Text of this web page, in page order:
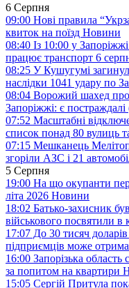
6 Серпня
09:00 Нові правила
квиток на поїзд Новини
08:40 Із 10:00 у
працює транспорт 6
08:25 У Кушугумі
наслідки 1041 удару по
08:04 Ворожий шахед
Запоріжжі: є
07:52 Масштабні
список понад 80 вулиць
07:15 Мешканець
згоріли АЗС і 21
5 Серпня
19:00 На що окупанти
літа 2026 Новини
18:02 Батько-захисник
військового посвятили
17:07 До 30 тисяч доларів
підприємців може
16:00 Запорізька
за попитом на квартири
15:05 Сергій Притула